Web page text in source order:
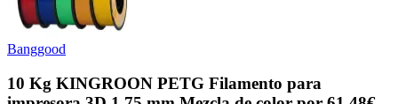
Banggood
10 Kg KINGROON PETG Filamento para